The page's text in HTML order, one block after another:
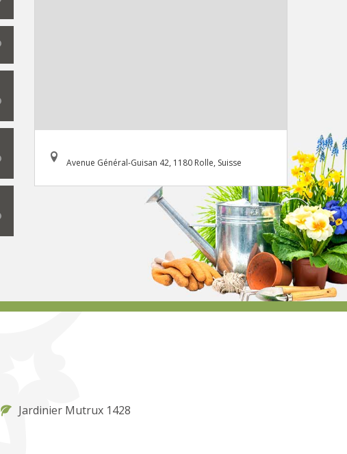
Avenue Général-Guisan 42, 1180 Rolle, Suisse
Jardinier Mutrux 1428